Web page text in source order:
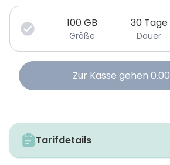
100GB
Größe
30 Tage
Dauer
Zur Kasse gehen 0.00
Tarifdetails